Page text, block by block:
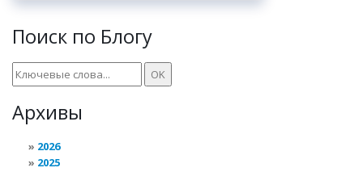
Поиск по Блогу
Архивы
2026
2025